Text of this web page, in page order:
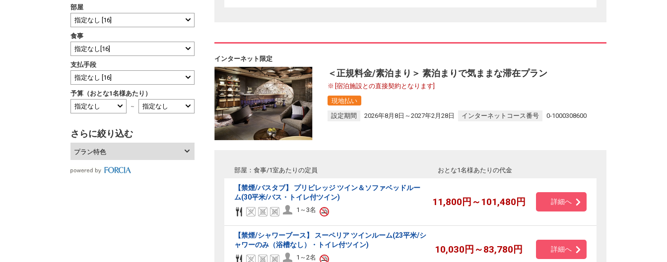
部屋
食事
支払手段
予算（おとな1名様あたり）
～
さらに絞り込む
プラン特色
インターネット限定
＜正規料金/素泊まり＞ 素泊まりで気ままな滞在プラン
[宿泊施設との直接契約となります]
現地払い
設定期間
2026年8月8日～2027年2月28日 インターネットコース番号 0-1000308600
部屋：食事/1室あたりの定員 おとな1名様あたりの代金
【禁煙/バスタブ】 プリビレッジ ツイン＆ソファベッドルー
ム(30平米/バス・トイレ付ツイン)
1～3名
11,800円～101,480円 詳細へ
【禁煙/シャワーブース】 スーペリア ツインルーム(23平米/シ
ャワーのみ（浴槽なし）・トイレ付ツイン)
1～2名
10,030円～83,780円 詳細へ